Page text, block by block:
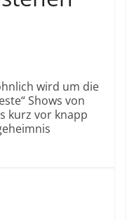
wird um die
Shows von
kurz vor knapp